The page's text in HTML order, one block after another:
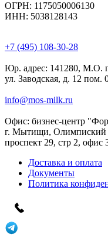
ОГРН: 1175050006130
ИНН: 5038128143
+7 (495) 108-30-28
Юр. адрес: 141280, М.О.
ул. Заводская, д. 12 пом.
info@mos-milk.ru
Офис: бизнес-центр
г. Мытищи, Олимпиский
проспект 29, стр 2, офис
Доставка и оплата
Документы
Политика